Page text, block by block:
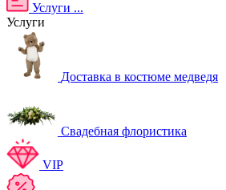
Услуги ...
Услуги
Доставка в костюме медведя
Свадебная флористика
VIP